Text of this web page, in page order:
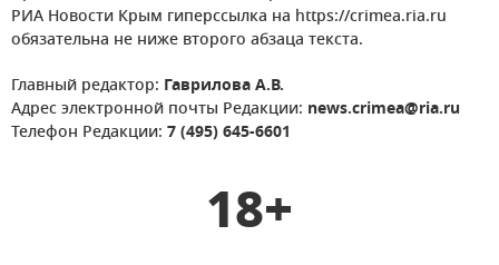
РИА Новости Крым гиперссылка на https://crimea.ria.ru
обязательна не ниже второго абзаца текста.
Главный редактор: Гаврилова А.В.
Адрес электронной почты Редакции: news.crimea@ria.ru
Телефон Редакции: 7 (495) 645-6601
18+